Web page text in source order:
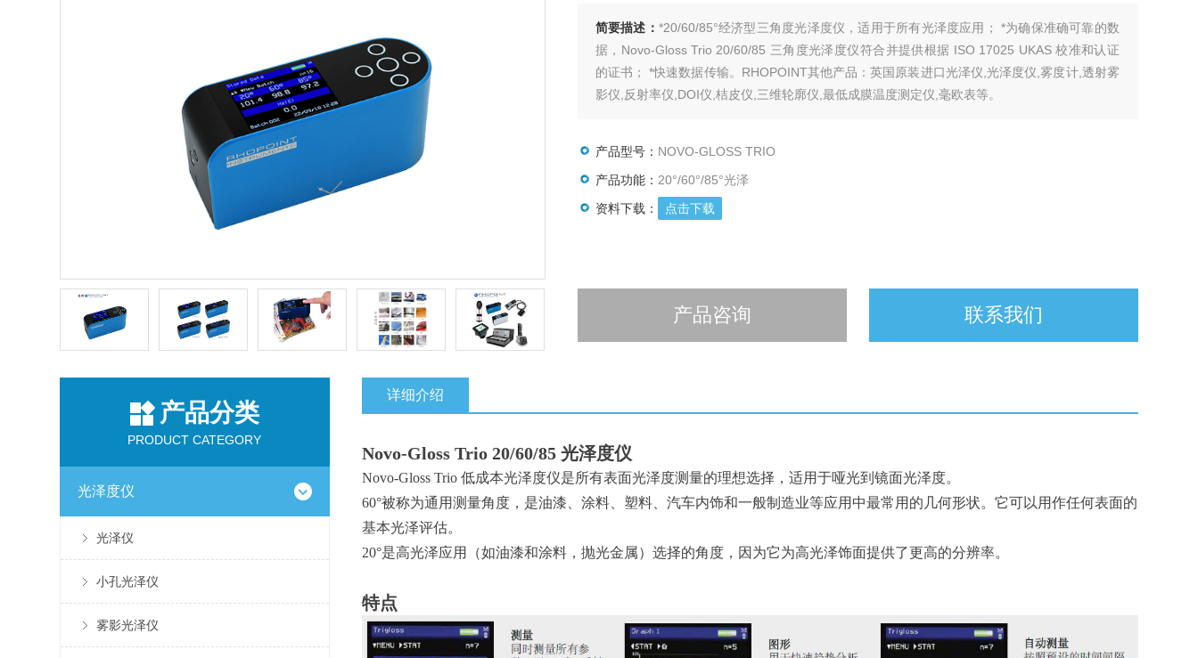
简要描述： *20/60/85°经济型三角度光泽度仪，适用于所有光泽度应用； *为确保准确可靠的数
据，Novo-Gloss Trio 20/60/85 三角度光泽度仪符合并提供根据 ISO 17025 UKAS 校准和认证
的证书； *快速数据传输。RHOPOINT其他产品：英国原装进口光泽仪,光泽度仪,雾度计,透射雾
影仪,反射率仪,DOI仪,桔皮仪,三维轮廓仪,最低成膜温度测定仪,毫欧表等。
产品型号： NOVO-GLOSS TRIO
产品功能： 20°/60°/85°光泽
资料下载：
点击下载
产品咨询 联系我们
产品分类
PRODUCT CATEGORY
光泽度仪
光泽仪
小孔光泽仪
雾影光泽仪
详细介绍
Novo-Gloss Trio 20/60/85 光泽度仪
Novo-Gloss Trio 低成本光泽度仪是所有表面光泽度测量的理想选择，适用于哑光到镜面光泽度。
60°被称为通用测量角度，是油漆、涂料、塑料、汽车内饰和一般制造业等应用中最常用的几何形状。它可以用作任何表面的
基本光泽评估。
20°是高光泽应用（如油漆和涂料，抛光金属）选择的角度，因为它为高光泽饰面提供了更高的分辨率。
特点